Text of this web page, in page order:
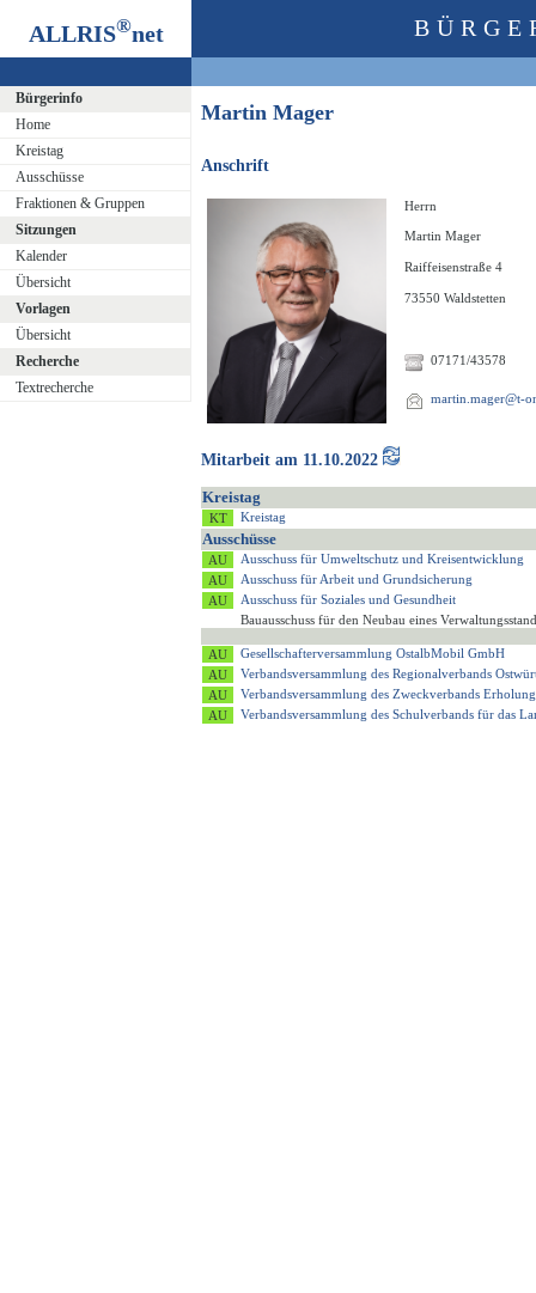
ALLRIS®net
Bürgerinfo
Home
Kreistag
Ausschüsse
Fraktionen & Gruppen
Sitzungen
Kalender
Übersicht
Vorlagen
Übersicht
Recherche
Textrecherche
Martin Mager
Anschrift
Herrn
Martin Mager
Raiffeisenstraße 4
73550 Waldstetten
07171/43578
martin.mager@t-
Mitarbeit am 11.10.2022
Kreistag
Kreistag
Ausschüsse
Ausschuss für Umweltschutz und Kreisentwicklung
Ausschuss für Arbeit und Grundsicherung
Ausschuss für Soziales und Gesundheit
Bauausschuss für den Neubau eines
Gesellschafterversammlung OstalbMobil GmbH
Verbandsversammlung des Regionalverbands
Verbandsversammlung des Zweckverbands
Verbandsversammlung des Schulverbands für das